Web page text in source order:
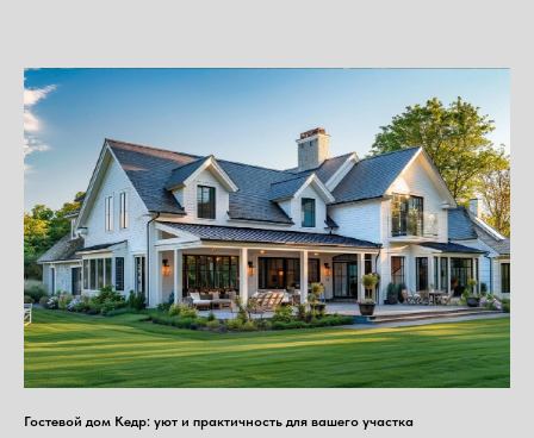
Гостевой дом Кедр: уют и практичность для вашего участка